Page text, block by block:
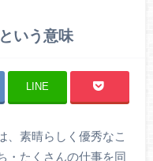
いう意味
LINE
、素晴らしく優秀なこ
・たくさんの仕事を同